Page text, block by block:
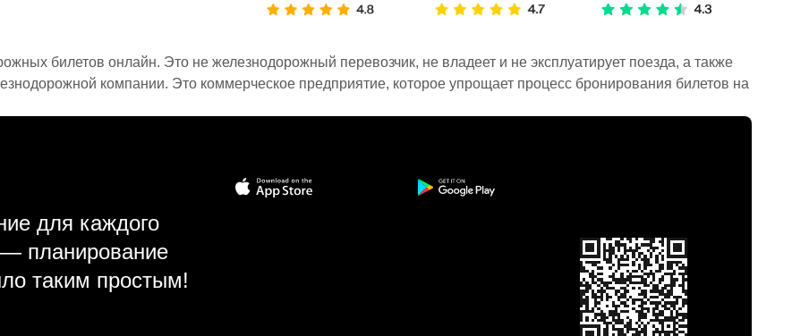
билетов онлайн. Это не железнодорожный перевозчик, не владеет и не эксплуатирует поезда, а также
компании. Это коммерческое предприятие, которое упрощает процесс бронирования билетов на
для каждого
планирование
таким простым!